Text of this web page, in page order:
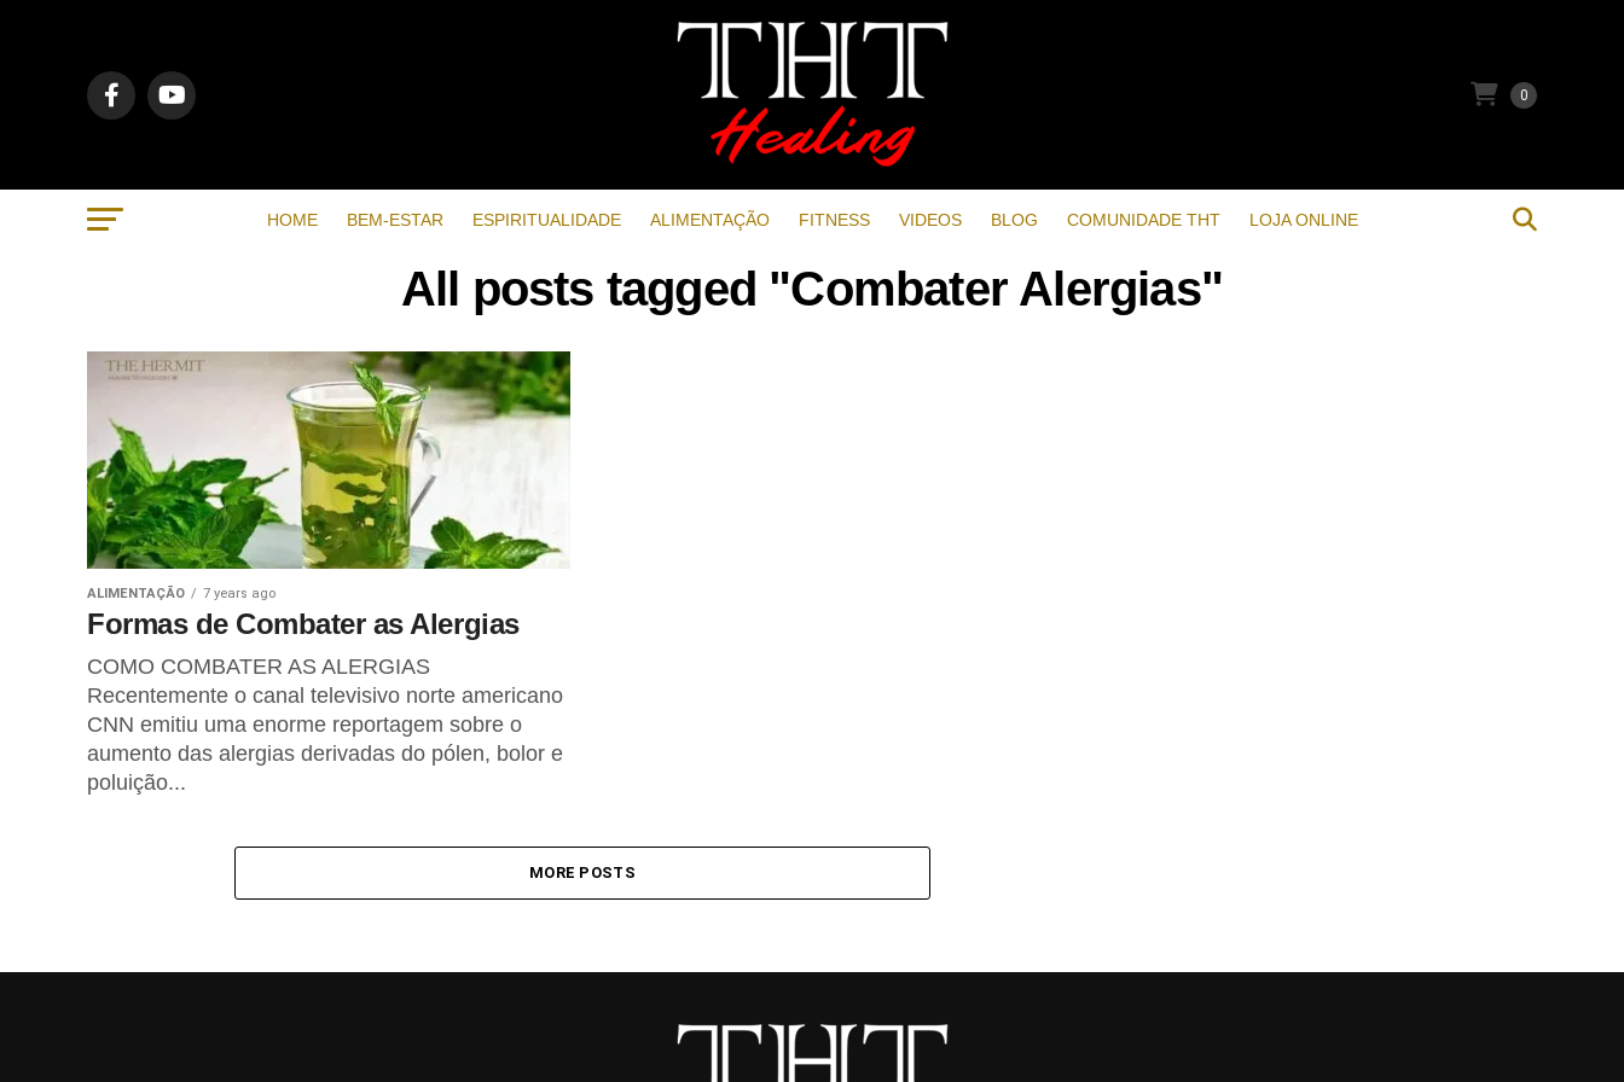
0
HOME BEM-ESTAR ESPIRITUALIDADE ALIMENTAÇÃO FITNESS VIDEOS BLOG COMUNIDADE THT LOJA ONLINE
All posts tagged "Combater Alergias"
ALIMENTAÇÃO 7 years ago
Formas de Combater as Alergias
COMO COMBATER AS ALERGIAS
Recentemente o canal televisivo norte americano
CNN emitiu uma enorme reportagem sobre o
aumento das alergias derivadas do pólen, bolor e
poluição...
MORE POSTS
RECENTES POPULAR VIDEOS
BEM-ESTAR 7 months ago
Métodos de respiração para
ajudar a dormir
BEM-ESTAR 1 year ago
FITNESS 1 year ago
Caminhada Japonesa para
melhorar a saúde
cardiometabólica
LIFESTYLE 1 year ago